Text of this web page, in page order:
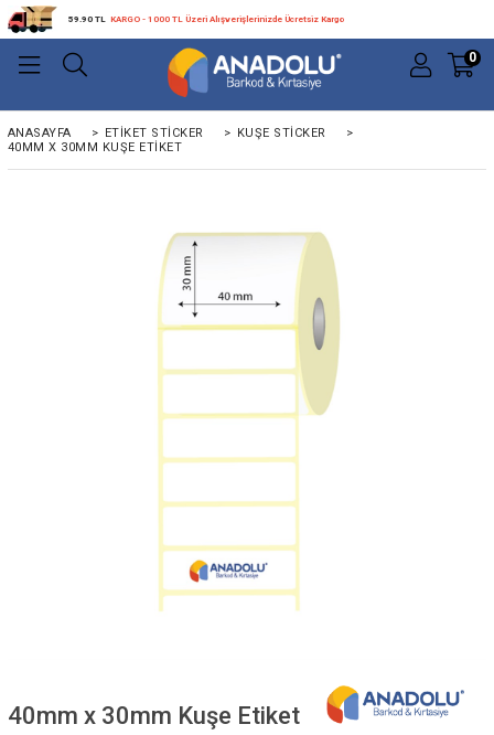
59.90 TL KARGO - 1000 TL Üzeri Alışverişlerinizde Ücretsiz Kargo
0
ANASAYFA > ETIKET STICKER > KUŞE STICKER
>
40MM X 30MM KUŞE ETIKET
40mm x 30mm Kuşe Etiket